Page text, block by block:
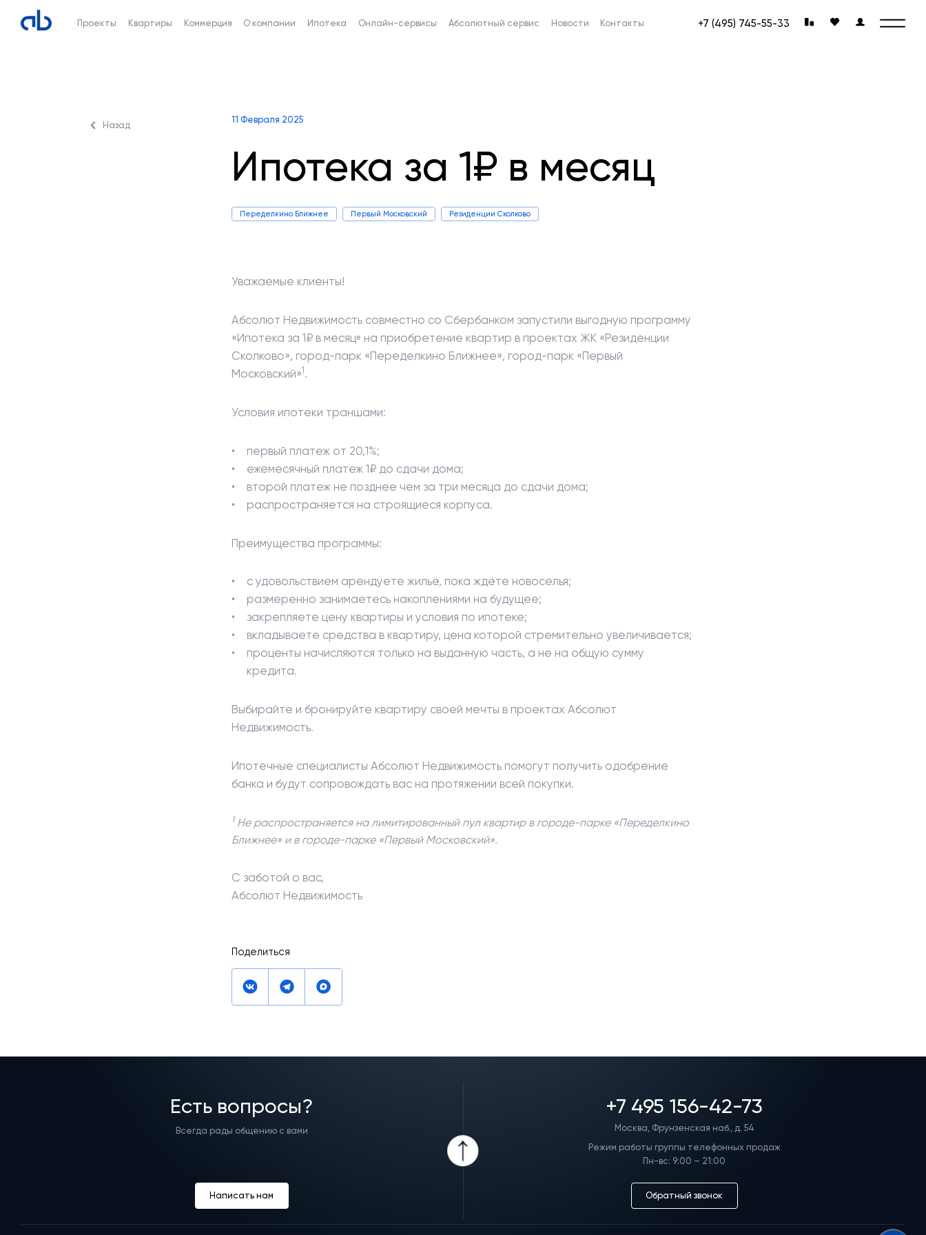
Проекты Квартиры Коммерция О компании Ипотека Онлайн-сервисы Абсолютный сервис Новости Контакты +7 (495) 745-55-33
Назад 11 Февраля 2025
Ипотека за 1₽ в месяц
Переделкино Ближнее Первый Московский Резиденции Сколково
Уважаемые клиенты!
Абсолют Недвижимость совместно со Сбербанком запустили выгодную программу
«Ипотека за 1₽ в месяц» на приобретение квартир в проектах ЖК «Резиденции
Сколково», город-парк «Переделкино Ближнее», город-парк «Первый
Московский»1.
Условия ипотеки траншами:
первый платеж от 20,1%;
ежемесячный платеж 1₽ до сдачи дома;
второй платеж не позднее чем за три месяца до сдачи дома;
распространяется на строящиеся корпуса.
Преимущества программы:
с удовольствием арендуете жильё, пока ждёте новоселья;
размеренно занимаетесь накоплениями на будущее;
закрепляете цену квартиры и условия по ипотеке;
вкладываете средства в квартиру, цена которой стремительно увеличивается;
проценты начисляются только на выданную часть, а не на общую сумму
кредита.
Выбирайте и бронируйте квартиру своей мечты в проектах Абсолют
Недвижимость.
Ипотечные специалисты Абсолют Недвижимость помогут получить одобрение
банка и будут сопровождать вас на протяжении всей покупки.
1Не распространяется на лимитированный пул квартир в городе-парке «Переделкино
Ближнее» и в городе-парке «Первый Московский».
С заботой о вас,
Абсолют Недвижимость
Поделиться
Есть вопросы?
Всегда рады общению с вами
Написать нам
+7 495 156-42-73
Москва, Фрунзенская наб., д. 54
Режим работы группы телефонных продаж
Пн-вс: 9:00 – 21:00
Обратный звонок